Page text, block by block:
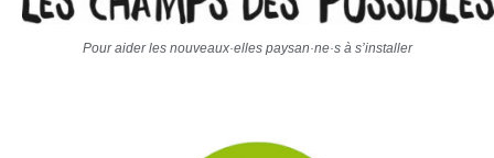
Pour aider les nouveaux·elles paysan·ne·s à s’installer